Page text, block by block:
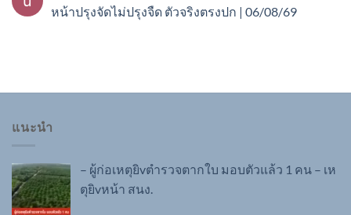
หน้าปรุงจัดไม่ปรุงจืด ตัวจริงตรงปก | 06/08/69
แนะนำ
– ผู้ก่อเหตุยิvตำรวจตากใบ มอบตัวแล้ว 1 คน – เห
ตุยิvหน้า สนง.